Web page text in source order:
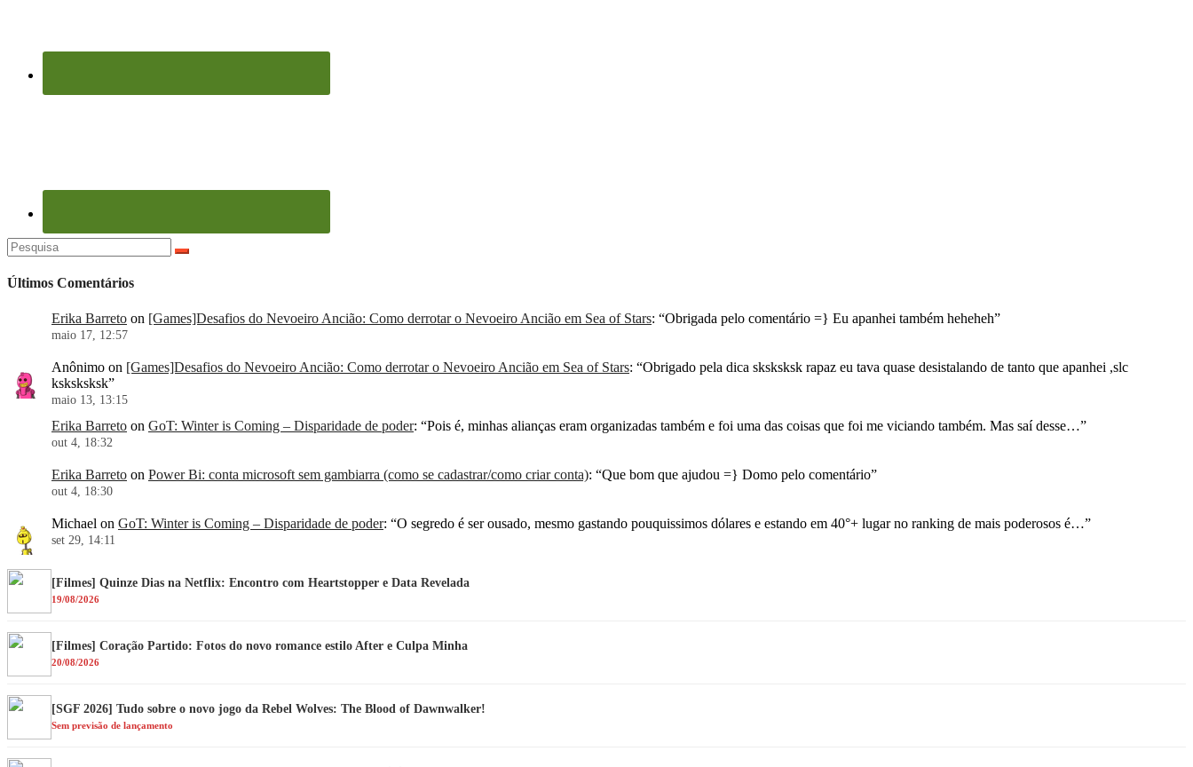
Pesquisar
por:
Últimos Comentários
Erika Barreto on [Games]Desafios do Nevoeiro Ancião: Como derrotar o Nevoeiro Ancião em Sea of Stars: “Obrigada pelo comentário =} Eu apanhei também heheheh”
maio 17, 12:57
Anônimo on [Games]Desafios do Nevoeiro Ancião: Como derrotar o Nevoeiro Ancião em Sea of Stars: “Obrigado pela dica sksksksk rapaz eu tava quase desistalando de tanto que apanhei ,slc
ksksksksk”
maio 13, 13:15
Erika Barreto on GoT: Winter is Coming – Disparidade de poder: “Pois é, minhas alianças eram organizadas também e foi uma das coisas que foi me viciando também. Mas saí desse…”
out 4, 18:32
Erika Barreto on Power Bi: conta microsoft sem gambiarra (como se cadastrar/como criar conta): “Que bom que ajudou =} Domo pelo comentário”
out 4, 18:30
Michael on GoT: Winter is Coming – Disparidade de poder: “O segredo é ser ousado, mesmo gastando pouquissimos dólares e estando em 40°+ lugar no ranking de mais poderosos é…”
set 29, 14:11
[Filmes] Quinze Dias na Netflix: Encontro com Heartstopper e Data Revelada
19/08/2026
[Filmes] Coração Partido: Fotos do novo romance estilo After e Culpa Minha
20/08/2026
[SGF 2026] Tudo sobre o novo jogo da Rebel Wolves: The Blood of Dawnwalker!
Sem previsão de lançamento